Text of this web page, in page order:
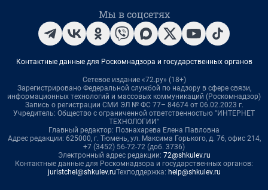
Мы в соцсетях
Контактные данные для Роскомнадзора и государственных органов
Сетевое издание «72.ру» (18+)
Зарегистрировано Федеральной службой по надзору в сфере связи,
информационных технологий и массовых коммуникаций (Роскомнадзор)
Запись о регистрации СМИ ЭЛ № ФС 77– 84674 от 06.02.2023 г.
Учредитель: Общество с ограниченной ответственностью "ИНТЕРНЕТ
ТЕХНОЛОГИИ"
Главный редактор: Познахарева Елена Павловна
Адрес редакции: 625000, г. Тюмень, ул. Максима Горького, д. 76, офис 214,
+7 (3452) 56-72-72 (доб. 3736)
Электронный адрес редакции: 72@shkulev.ru
Контактные данные для Роскомнадзора и государственных органов:
juristchel@shkulev.ruТехподдержка: help@shkulev.ru